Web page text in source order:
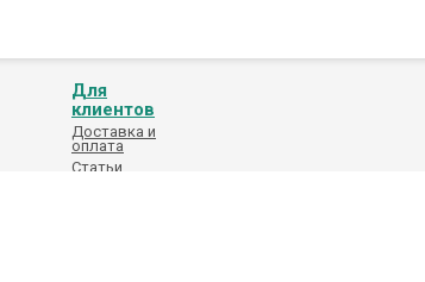
Для
клиентов
Доставка и
оплата
Статьи